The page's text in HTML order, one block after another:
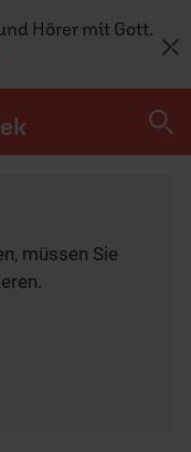
Hörer mit Gott.
müssen Sie